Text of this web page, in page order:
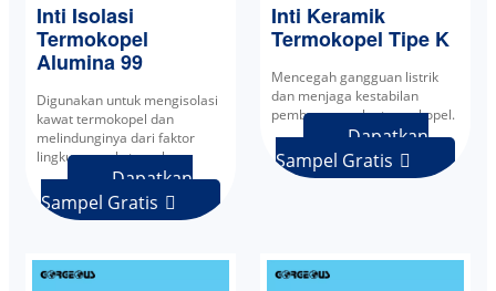
Inti Isolasi
Termokopel
Alumina 99
Digunakan untuk mengisolasi
kawat termokopel dan
melindunginya dari faktor
lingkungan eksternal.
Dapatkan
Sampel Gratis 
Inti Keramik
Termokopel Tipe K
Mencegah gangguan listrik
dan menjaga kestabilan
pembacaan suhu termokopel.
Dapatkan
Sampel Gratis 